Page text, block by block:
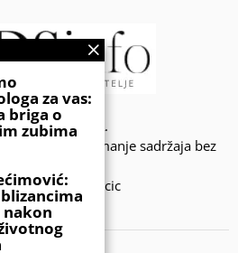
- KIDSINFO.BA.
preuzimanje sadržaja bez
by Amar SIjercic
za vas:
briga o
zubima
nakon